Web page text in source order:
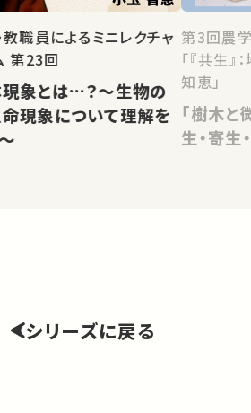
職員によるミニレクチャ
プログラム 第23回
象とは…？～生物の
現象について理解を
第3回農
「『共生
知恵」
「樹木
生・寄生
シリーズに戻る